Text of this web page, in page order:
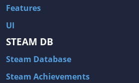
Features
UI
STEAM DB
Steam Database
Steam Achievements